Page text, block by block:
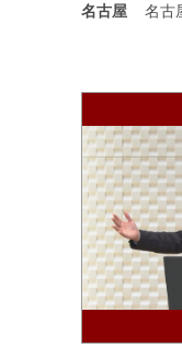
名古屋 名古